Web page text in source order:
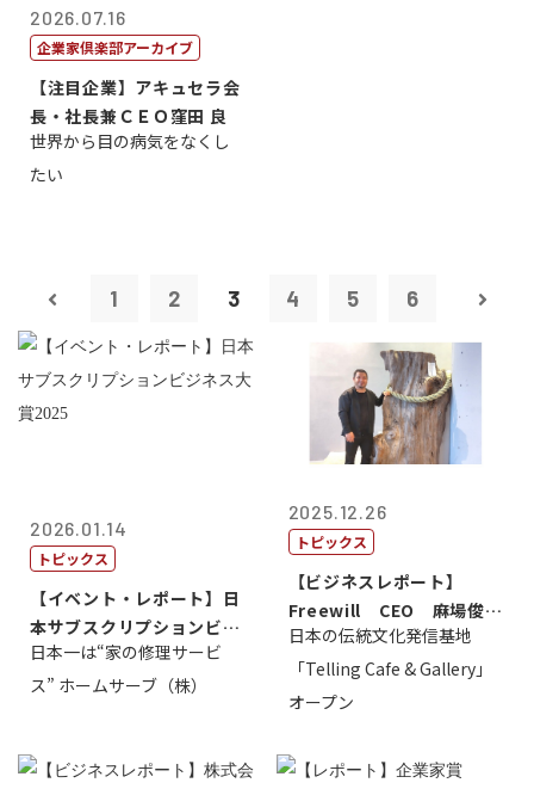
2026.07.16
企業家倶楽部アーカイブ
【注目企業】アキュセラ会
長・社長兼ＣＥＯ窪田 良
世界から目の病気をなくし
たい
1 2 3 4 5 6
2026.01.14
トピックス
【イベント・レポート】日
本サブスクリプションビジ
ネス大賞20...
日本一は“家の修理サービ
ス” ホームサーブ（株）
2025.12.26
トピックス
【ビジネスレポート】
Freewill CEO 麻場俊行
氏
日本の伝統文化発信基地
「Telling Cafe & Gallery」
オープン